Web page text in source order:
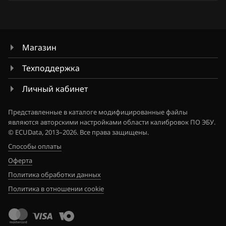
Foton
GAC
Genesis
Great Wall
Groz
Haval
8200801154
8200829446
8200830106
8200838590
8200838595
8200866130
8200866135
8200866678
Магазин
Техподдержка
Личный кабинет
Представленные в каталоге модифицированные файлы
являются авторскими настройками области калибровок ПО ЭБУ.
© ECUData, 2013–2026. Все права защищены.
Способы оплаты
Оферта
Политика обработки данных
Политика в отношении cookie